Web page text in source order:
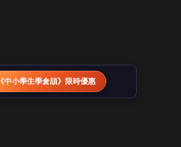
《中小學生學倉頡》限時優惠